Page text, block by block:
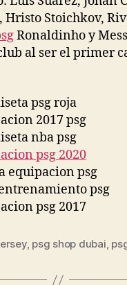
Hristo Stoichkov,
Ronaldinho y
al ser el primer
, psg shop dubai,